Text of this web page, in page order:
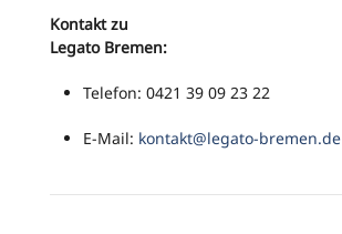
Kontakt zu
Legato Bremen:
Telefon: 0421 39 09 23 22
E-Mail: kontakt@legato-bremen.de